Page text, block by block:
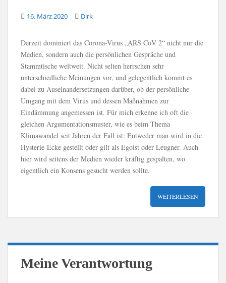
16. März 2020 Dirk
Derzeit dominiert das Corona-Virus „ARS CoV 2“ nicht nur die
Medien, sondern auch die persönlichen Gespräche und
Stammtische weltweit. Nicht selten herrschen sehr
unterschiedliche Meinungen vor, und gelegentlich kommt es
dabei zu Auseinandersetzungen darüber, ob der persönliche
Umgang mit dem Virus und dessen Maßnahmen zur
Eindämmung angemessen ist. Für mich erkenne ich oft die
gleichen Argumentationsmuster, wie es beim Thema
Klimawandel seit Jahren der Fall ist: Entweder man wird in die
Hysterie-Ecke gestellt oder gilt als Egoist oder Leugner. Auch
hier wird seitens der Medien wieder kräftig gespalten, wo
eigentlich ein Konsens gesucht werden sollte.
WEITERLESEN
Meine Verantwortung